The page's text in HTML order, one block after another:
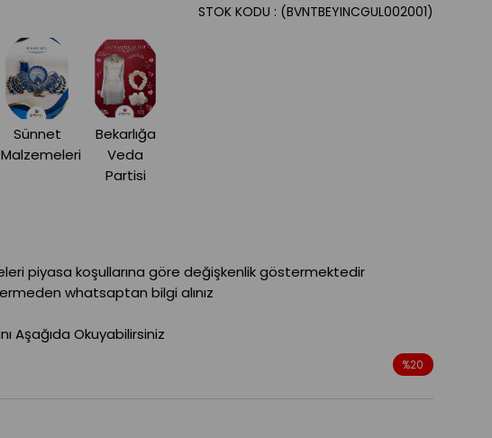
(BVNTBEYINCGUL002001)
STOK KODU
Sünnet
Malzemeleri
Bekarlığa
Veda
Partisi
piyasa koşullarına göre değişkenlik göstermektedir
whatsaptan bilgi alınız
Aşağıda Okuyabilirsiniz
%20